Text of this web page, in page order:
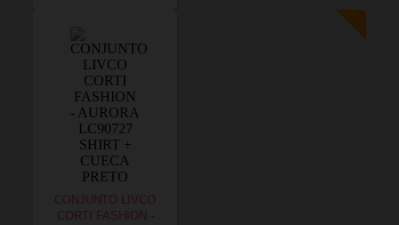
CONJUNTO LIVCO
CORTI FASHION -